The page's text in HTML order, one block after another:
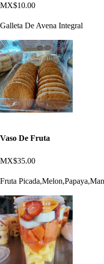
MX$10.00
Galleta De Avena Integral
Vaso De Fruta
MX$35.00
Fruta